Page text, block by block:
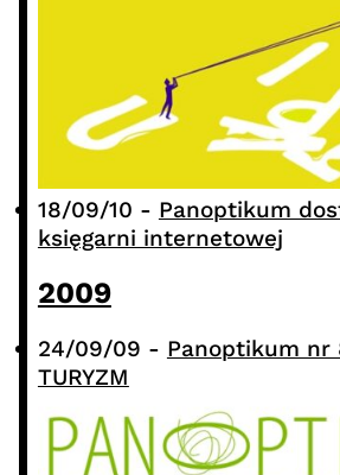
18/09/10 - Panoptikum
księgarni internetowej
2009
24/09/09 - Panoptikum nr
TURYZM